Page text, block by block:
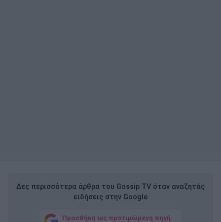
Δες περισσότερα άρθρα του Gossip TV όταν αναζητάς
ειδήσεις στην Google
Προσθήκη ως προτιμώμενη πηγή